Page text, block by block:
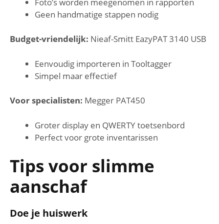
Geen handmatige stappen nodig
Budget-vriendelijk: Nieaf-Smitt EazyPAT 3140 USB
Eenvoudig importeren in Tooltagger
Simpel maar effectief
Voor specialisten: Megger PAT450
Groter display en QWERTY toetsenbord
Perfect voor grote inventarissen
Tips voor slimme
aanschaf
Doe je huiswerk